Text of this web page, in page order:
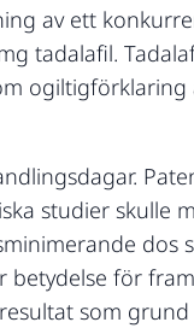
av ett
tadalafil.
studier skulle
dos
betydelse för
som